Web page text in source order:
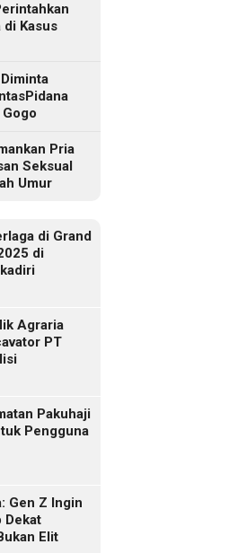
di Kasus
Pria
Seksual
Umur
di Grand
di
Agraria
PT
Pakuhaji
Pengguna
Gen Z Ingin
Dekat
Elit